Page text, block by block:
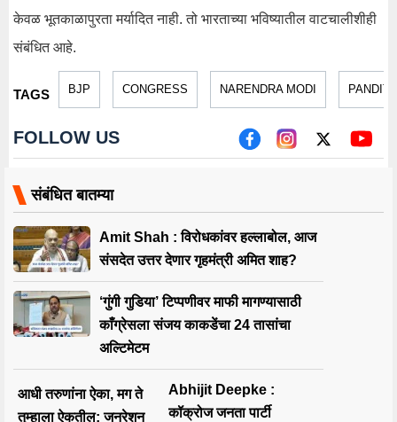
केवळ भूतकाळापुरता मर्यादित नाही. तो भारताच्या भविष्यातील वाटचालीशीही
संबंधित आहे.
TAGS BJP CONGRESS NARENDRA MODI PANDIT
FOLLOW US
संबंधित बातम्या
Amit Shah : विरोधकांवर हल्लाबोल, आज
संसदेत उत्तर देणार गृहमंत्री अमित शाह?
‘गुंगी गुडिया’ टिप्पणीवर माफी मागण्यासाठी
काँग्रेसला संजय काकडेंचा 24 तासांचा
अल्टिमेटम
आधी तरुणांना ऐका, मग ते
तुम्हाला ऐकतील; जनरेशन
Abhijit Deepke :
कॉक्रोज जनता पार्टी